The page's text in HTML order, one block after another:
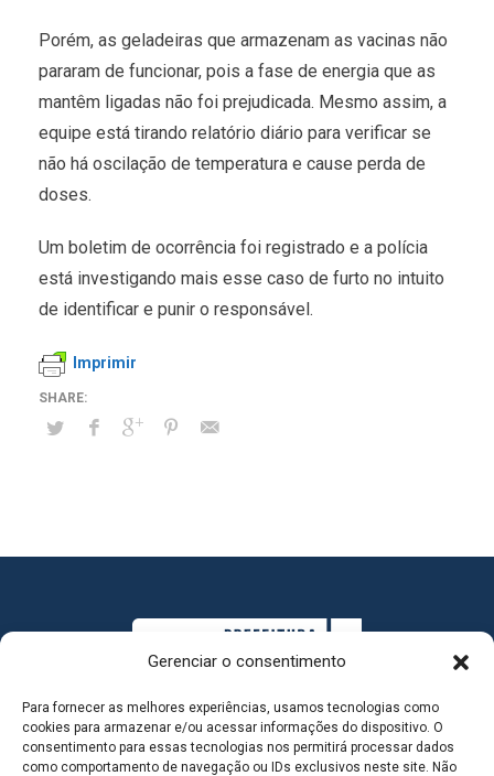
Gerenciar o consentimento
Para fornecer as melhores experiências, usamos tecnologias como
cookies para armazenar e/ou acessar informações do dispositivo. O
consentimento para essas tecnologias nos permitirá processar dados
como comportamento de navegação ou IDs exclusivos neste site. Não
Porém, as geladeiras que armazenam as vacinas não
pararam de funcionar, pois a fase de energia que as
mantêm ligadas não foi prejudicada. Mesmo assim, a
equipe está tirando relatório diário para verificar se
não há oscilação de temperatura e cause perda de
doses.
Um boletim de ocorrência foi registrado e a polícia
está investigando mais esse caso de furto no intuito
de identificar e punir o responsável.
Imprimir